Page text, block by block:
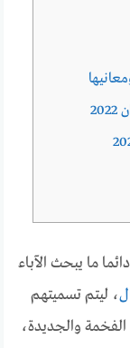
ما يبحث الآباء
، ليتم تسميتهم
الفخمة والجديدة،